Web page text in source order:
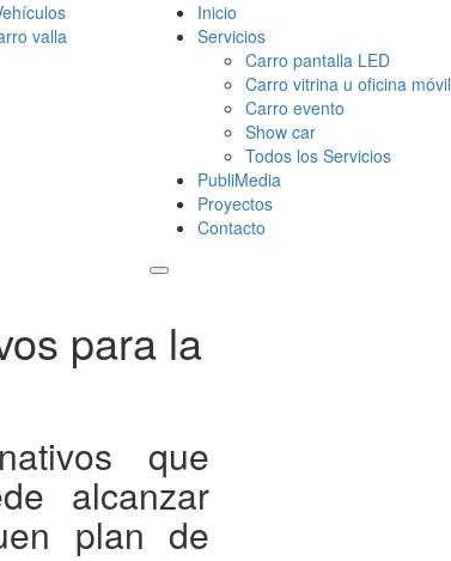
Inicio
Servicios
Carro pantalla LED
Carro vitrina u oficina móvil
Carro evento
Show car
Todos los Servicios
PubliMedia
Proyectos
Contacto
para la
que
alcanzar
plan de